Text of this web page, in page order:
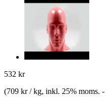
532 kr
(709 kr / kg, inkl. 25% moms. -